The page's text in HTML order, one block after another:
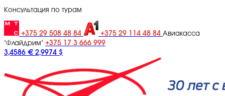
Консультация по турам
+375 29 508 48 84 +375 29 114 48 84 Авиакасса
"Флайдрим" +375 17 3 666 999
3,4586 € 2,9974 $